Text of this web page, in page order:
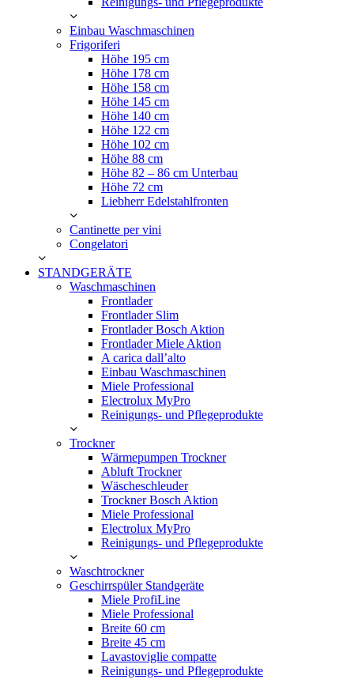
Einbau Waschmaschinen
Frigoriferi
Höhe 195 cm
Höhe 178 cm
Höhe 158 cm
Höhe 145 cm
Höhe 140 cm
Höhe 122 cm
Höhe 102 cm
Höhe 88 cm
Höhe 82 – 86 cm Unterbau
Höhe 72 cm
Liebherr Edelstahlfronten
Cantinette per vini
Congelatori
STANDGERÄTE
Waschmaschinen
Frontlader
Frontlader Slim
Frontlader Bosch Aktion
Frontlader Miele Aktion
A carica dall’alto
Einbau Waschmaschinen
Miele Professional
Electrolux MyPro
Reinigungs- und Pflegeprodukte
Trockner
Wärmepumpen Trockner
Abluft Trockner
Wäscheschleuder
Trockner Bosch Aktion
Miele Professional
Electrolux MyPro
Reinigungs- und Pflegeprodukte
Waschtrockner
Geschirrspüler Standgeräte
Miele ProfiLine
Miele Professional
Breite 60 cm
Breite 45 cm
Lavastoviglie compatte
Reinigungs- und Pflegeprodukte